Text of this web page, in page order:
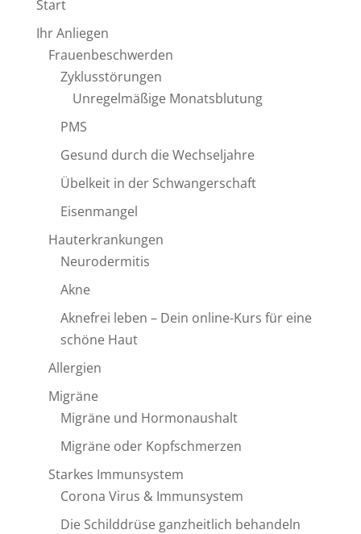
n
a
Start
Ihr Anliegen
Frauenbeschwerden
Zyklusstörungen
Unregelmäßige Monatsblutung
PMS
Gesund durch die Wechseljahre
Übelkeit in der Schwangerschaft
Eisenmangel
Hauterkrankungen
Neurodermitis
Akne
Aknefrei leben – Dein online-Kurs für eine
schöne Haut
Allergien
Migräne
Migräne und Hormonaushalt
Migräne oder Kopfschmerzen
Starkes Immunsystem
Corona Virus & Immunsystem
Die Schilddrüse ganzheitlich behandeln